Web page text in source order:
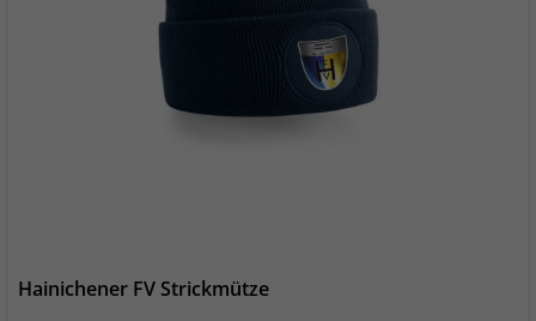
Hainichener FV Strickmütze